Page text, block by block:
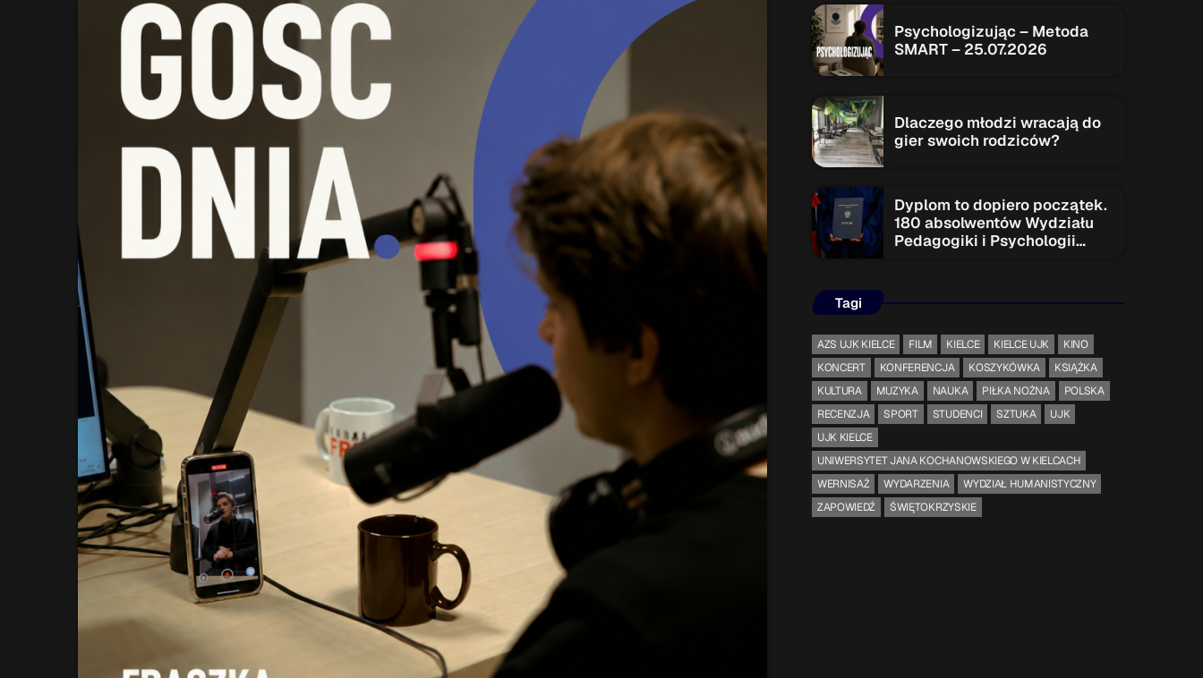
ON AIR
Upcoming shows
TOP CHART
Psychologizując – Metoda
SMART – 25.07.2026
Dlaczego młodzi wracają do
gier swoich rodziców?
Dyplom to dopiero początek.
180 absolwentów Wydziału
Pedagogiki i Psychologii
Tagi
AZS UJK KIELCE FILM KIELCE KIELCE UJK
KINO
KONCERT
KONFERENCJA KOSZYKÓWKA
KSIĄŻKA
KULTURA
MUZYKA NAUKA PIŁKA NOŻNA
POLSKA
RECENZJA
SPORT STUDENCI SZTUKA
UJK
UJK KIELCE
UNIWERSYTET JANA KOCHANOWSKIEGO W KIELCACH
WERNISAŻ
WYDARZENIA
WYDZIAŁ HUMANISTYCZNY
ZAPOWIEDŹ
ŚWIĘTOKRZYSKIE